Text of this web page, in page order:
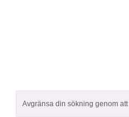
Avgränsa din sökning genom